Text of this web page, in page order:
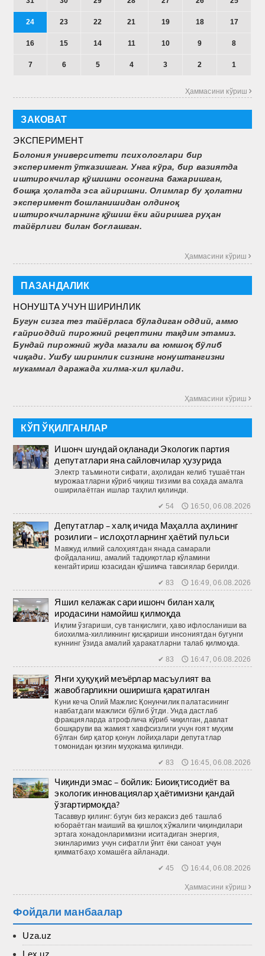
24 23 22 21 19 18 17
16 15 14 11 10 9 8
7 6 5 4 3 2 1
Ҳаммасини кўриш 
ЗАКОВАТ
ЭКСПЕРИМЕНТ
Болония университети психологлари бир
эксперимент ўтказишган. Унга кўра, бир вазиятда
иштирокчилар қўшишни осонгина бажаришган,
бошқа ҳолатда эса айиришни. Олимлар бу ҳолатни
эксперимент бошланишидан олдиноқ
иштирокчиларнинг қўшиш ёки айиришга руҳан
тайёрлиги билан боғлашган.
Ҳаммасини кўриш 
ПАЗАНДАЛИК
НОНУШТА УЧУН ШИРИНЛИК
Бугун сизга тез тайёрласа бўладиган оддий, аммо
ғайриоддий пирожний рецептини тақдим этамиз.
Бундай пирожний жуда мазали ва юмшоқ бўлиб
чиқади. Ушбу ширинлик сизнинг нонуштангизни
мукаммал даражада хилма-хил қилади.
Ҳаммасини кўриш 
КЎП ЎҚИЛГАНЛАР
Ишонч шундай оқланади Экологик партия
депутатлари яна сайловчилар ҳузурида
Электр таъминоти сифати, аҳолидан келиб тушаётган
мурожаатларни кўриб чиқиш тизими ва соҳада амалга
оширилаётган ишлар таҳлил қилинди.
✔ 54 🕔 16:50, 06.08.2026
Депутатлар – халқ ичида Маҳалла аҳлининг
розилиги – ислоҳотларнинг ҳаётий пульси
Мавжуд илмий салоҳиятдан янада самарали
фойдаланиш, амалий тадқиқотлар кўламини
кенгайтириш юзасидан қўшимча тавсиялар берилди.
✔ 83 🕔 16:49, 06.08.2026
Яшил келажак сари ишонч билан халқ
иродасини намойиш қилмоқда
Иқлим ўзгариши, сув танқислиги, ҳаво ифлосланиши ва
биохилма-хилликнинг қисқариши инсониятдан бугунги
куннинг ўзида амалий ҳаракатларни талаб қилмоқда.
✔ 83 🕔 16:47, 06.08.2026
Янги ҳуқуқий меъёрлар масъулият ва
жавобгарликни оширишга қаратилган
Куни кеча Олий Мажлис Қонунчилик палатасининг
навбатдаги мажлиси бўлиб ўтди. Унда дастлаб
фракцияларда атрофлича кўриб чиқилган, давлат
бошқаруви ва жамият хавфсизлиги учун ғоят муҳим
бўлган бир қатор қонун лойиҳалари депутатлар
томонидан қизғин муҳокама қилинди.
✔ 83 🕔 16:45, 06.08.2026
Чиқинди эмас – бойлик: Биоиқтисодиёт ва
экологик инновациялар ҳаётимизни қандай
ўзгартирмоқда?
Тасаввур қилинг: бугун биз кераксиз деб ташлаб
юбораётган маиший ва қиш­лоқ хўжалиги чиқиндилари
эртага хонадонларимизни иситадиган энергия,
экинларимиз учун сифатли ўғит ёки саноат учун
қимматбаҳо хомашёга айланади.
✔ 45 🕔 16:44, 06.08.2026
Ҳаммасини кўриш 
Фойдали манбаалар
Uza.uz